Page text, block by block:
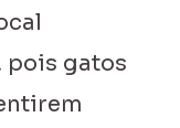
pois gatos